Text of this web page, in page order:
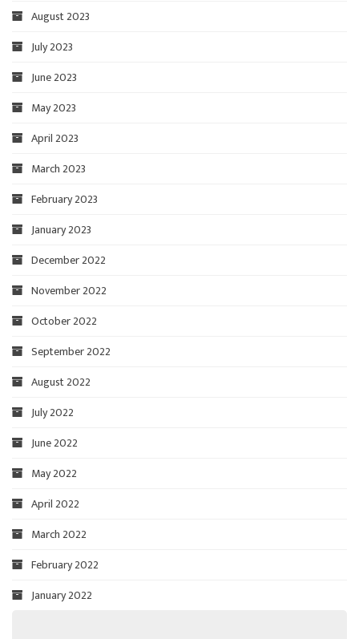
August 2023
July 2023
June 2023
May 2023
April 2023
March 2023
February 2023
January 2023
December 2022
November 2022
October 2022
September 2022
August 2022
July 2022
June 2022
May 2022
April 2022
March 2022
February 2022
January 2022